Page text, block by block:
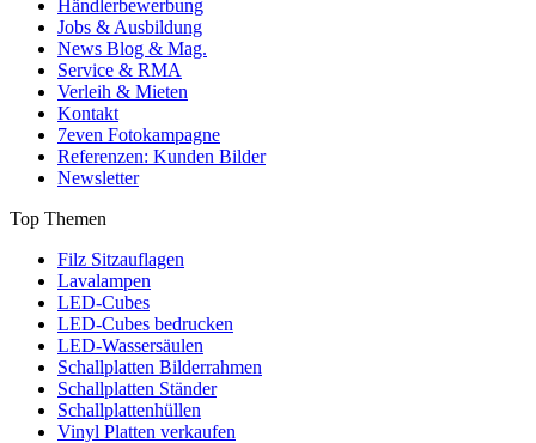
Händlerbewerbung
Jobs & Ausbildung
News Blog & Mag.
Service & RMA
Verleih & Mieten
Kontakt
7even Fotokampagne
Referenzen: Kunden Bilder
Newsletter
Top Themen
Filz Sitzauflagen
Lavalampen
LED-Cubes
LED-Cubes bedrucken
LED-Wassersäulen
Schallplatten Bilderrahmen
Schallplatten Ständer
Schallplattenhüllen
Vinyl Platten verkaufen